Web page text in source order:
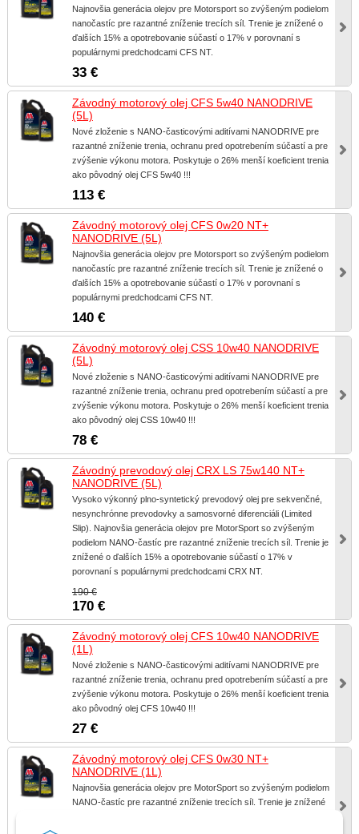
Najnovšia generácia olejov pre Motorsport so zvýšeným podielom
nanočastíc pre razantné zníženie trecích síl. Trenie je znížené o
ďalších 15% a opotrebovanie súčastí o 17% v porovnaní s
populárnymi predchodcami CFS NT.
33 €
Závodný motorový olej CFS 5w40 NANODRIVE
(5L)
Nové zloženie s NANO-časticovými aditívami NANODRIVE pre
razantné zníženie trenia, ochranu pred opotrebením súčastí a pre
zvýšenie výkonu motora. Poskytuje o 26% menší koeficient trenia
ako pôvodný olej CFS 5w40 !!!
113 €
Závodný motorový olej CFS 0w20 NT+
NANODRIVE (5L)
Najnovšia generácia olejov pre Motorsport so zvýšeným podielom
nanočastíc pre razantné zníženie trecích síl. Trenie je znížené o
ďalších 15% a opotrebovanie súčastí o 17% v porovnaní s
populárnymi predchodcami CFS NT.
140 €
Závodný motorový olej CSS 10w40 NANODRIVE
(5L)
Nové zloženie s NANO-časticovými aditívami NANODRIVE pre
razantné zníženie trenia, ochranu pred opotrebením súčastí a pre
zvýšenie výkonu motora. Poskytuje o 26% menší koeficient trenia
ako pôvodný olej CSS 10w40 !!!
78 €
Závodný prevodový olej CRX LS 75w140 NT+
NANODRIVE (5L)
Vysoko výkonný plno-syntetický prevodový olej pre sekvenčné,
nesynchrónne prevodovky a samosvorné diferenciáli (Limited
Slip). Najnovšia generácia olejov pre MotorSport so zvýšeným
podielom NANO-častíc pre razantné zníženie trecích síl. Trenie je
znížené o ďalších 15% a opotrebovanie súčastí o 17% v
porovnaní s populárnymi predchodcami CRX NT.
190 €
170 €
Závodný motorový olej CFS 10w40 NANODRIVE
(1L)
Nové zloženie s NANO-časticovými aditívami NANODRIVE pre
razantné zníženie trenia, ochranu pred opotrebením súčastí a pre
zvýšenie výkonu motora. Poskytuje o 26% menší koeficient trenia
ako pôvodný olej CFS 10w40 !!!
27 €
Závodný motorový olej CFS 0w30 NT+
NANODRIVE (1L)
Najnovšia generácia olejov pre MotorSport so zvýšeným podielom
NANO-častíc pre razantné zníženie trecích síl. Trenie je znížené